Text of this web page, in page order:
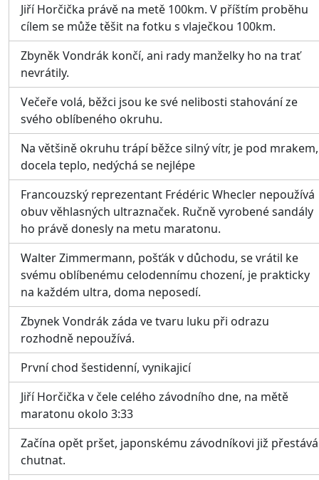
Jiří Horčička právě na metě 100km. V příštím proběhu
cílem se může těšit na fotku s vlaječkou 100km.
Zbyněk Vondrák končí, ani rady manželky ho na trať
nevrátily.
Večeře volá, běžci jsou ke své nelibosti stahování ze
svého oblíbeného okruhu.
Na většině okruhu trápí běžce silný vítr, je pod mrakem,
docela teplo, nedýchá se nejlépe
Francouzský reprezentant Frédéric Whecler nepoužívá
obuv věhlasných ultraznaček. Ručně vyrobené sandály
ho právě donesly na metu maratonu.
Walter Zimmermann, pošťák v důchodu, se vrátil ke
svému oblíbenému celodennímu chození, je prakticky
na každém ultra, doma neposedí.
Zbynek Vondrák záda ve tvaru luku při odrazu
rozhodně nepoužívá.
První chod šestidenní, vynikajicí
Jiří Horčička v čele celého závodního dne, na mětě
maratonu okolo 3:33
Začína opět pršet, japonskému závodníkovi již přestává
chutnat.